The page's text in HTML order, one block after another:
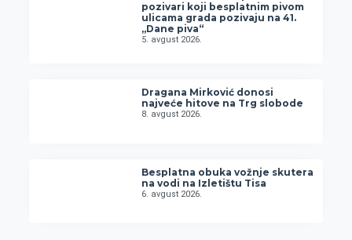
pozivari koji besplatnim pivom
ulicama grada pozivaju na 41.
„Dane piva“
5. avgust 2026.
Dragana Mirković donosi
najveće hitove na Trg slobode
8. avgust 2026.
Besplatna obuka vožnje skutera
na vodi na Izletištu Tisa
6. avgust 2026.